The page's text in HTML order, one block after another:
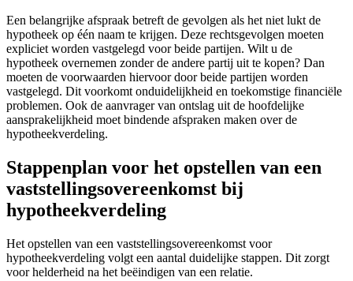
Een belangrijke afspraak betreft de gevolgen als het niet lukt de
hypotheek op één naam te krijgen. Deze rechtsgevolgen moeten
expliciet worden vastgelegd voor beide partijen. Wilt u de
hypotheek overnemen zonder de andere partij uit te kopen? Dan
moeten de voorwaarden hiervoor door beide partijen worden
vastgelegd. Dit voorkomt onduidelijkheid en toekomstige financiële
problemen. Ook de aanvrager van ontslag uit de hoofdelijke
aansprakelijkheid moet bindende afspraken maken over de
hypotheekverdeling.
Stappenplan voor het opstellen van een
vaststellingsovereenkomst bij
hypotheekverdeling
Het opstellen van een vaststellingsovereenkomst voor
hypotheekverdeling volgt een aantal duidelijke stappen. Dit zorgt
voor helderheid na het beëindigen van een relatie.